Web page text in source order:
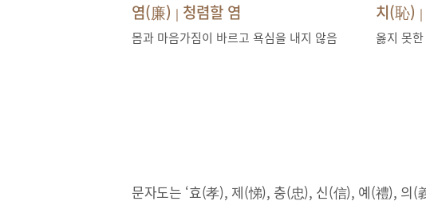
염(廉) | 청렴할 염
몸과 마음가짐이 바르고 욕심을 내지 않음
치(恥) |
옳지 못
문자도는 ‘효(孝), 제(悌), 충(忠), 신(信), 예(禮), 의(